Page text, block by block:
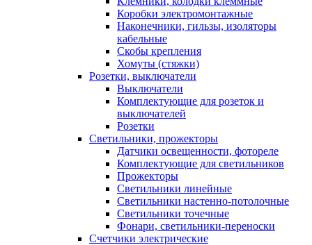
Коробки электромонтажные
Наконечники, гильзы, изоляторы
кабельные
Скобы крепления
Хомуты (стяжки)
Розетки, выключатели
Выключатели
Комплектующие для розеток и
выключателей
Розетки
Светильники, прожекторы
Датчики освещенности, фотореле
Комплектующие для светильников
Прожекторы
Светильники линейные
Светильники настенно-потолочные
Светильники точечные
Фонари, светильники-переноски
Счетчики электрические